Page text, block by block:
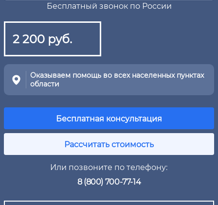
Бесплатный звонок по России
2 200 руб.
Оказываем помощь во всех населенных пунктах
области
Бесплатная консультация
Рассчитать стоимость
Или позвоните по телефону:
8 (800) 700-77-14